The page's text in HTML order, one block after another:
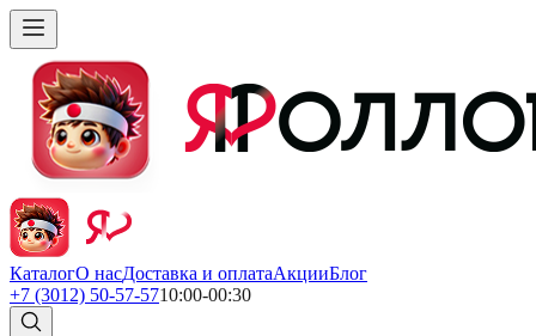
КаталогО насДоставка и оплатаАкцииБлог
+7 (3012) 50-57-5710:00-00:30